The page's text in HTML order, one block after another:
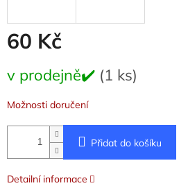
60 Kč
cena:
v prodejně✔️ (1 ks)
Možnosti doručení
Přidat do košíku
Detailní informace